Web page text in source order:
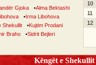
Gjoka •Alma Bektashi
•Irma Libohova
Shekullit •Kujtim Prodani
Braho •Sidrit Bejleri
10
11
12
Këngët e